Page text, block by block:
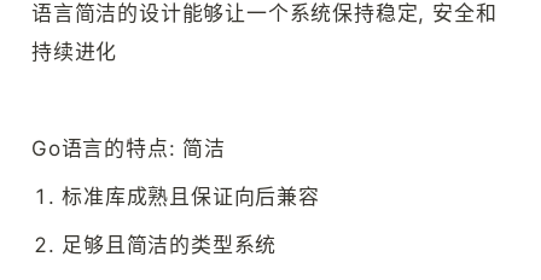
语言简洁的设计能够让一个系统保持稳定, 安全和
持续进化
Go语言的特点: 简洁
标准库成熟且保证向后兼容
足够且简洁的类型系统